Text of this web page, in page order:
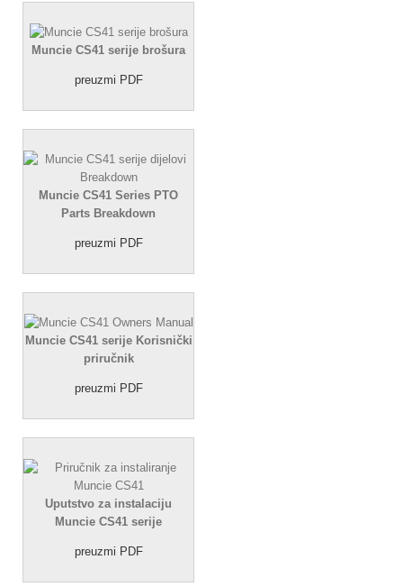
Muncie CS41 serije brošura
preuzmi PDF
Muncie CS41 Series PTO
Parts Breakdown
preuzmi PDF
Muncie CS41 serije Korisnički
priručnik
preuzmi PDF
Uputstvo za instalaciju
Muncie CS41 serije
preuzmi PDF